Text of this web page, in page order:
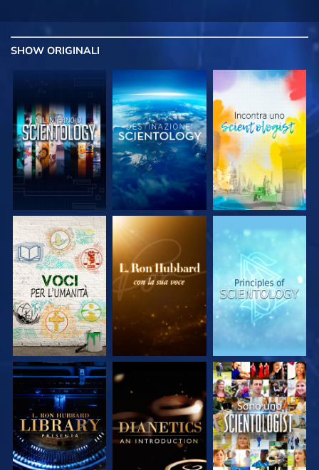
SHOW ORIGINALI
ESPLORA LE
SERIE
ESPLORA LE
SERIE
ESPLORA LE
SERIE
ESPLORA LE
SERIE
ESPLORA LE
SERIE
GUARDA